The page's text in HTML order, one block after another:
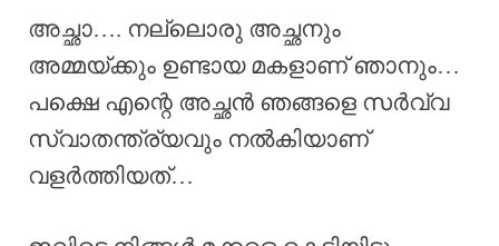
അച്ഛാ…. നല്ലൊരു അച്ഛനും
അമ്മയ്ക്കും ഉണ്ടായ മകളാണ് ഞാനും…
പക്ഷെ എന്റെ അച്ഛൻ ഞങ്ങളെ സർവ്വ
സ്വാതന്ത്ര്യവും നൽകിയാണ്
വളർത്തിയത്…